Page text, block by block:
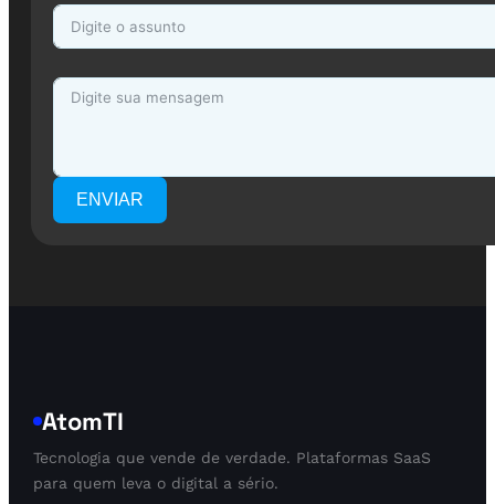
ENVIAR
AtomTI
Tecnologia que vende de verdade. Plataformas SaaS
para quem leva o digital a sério.